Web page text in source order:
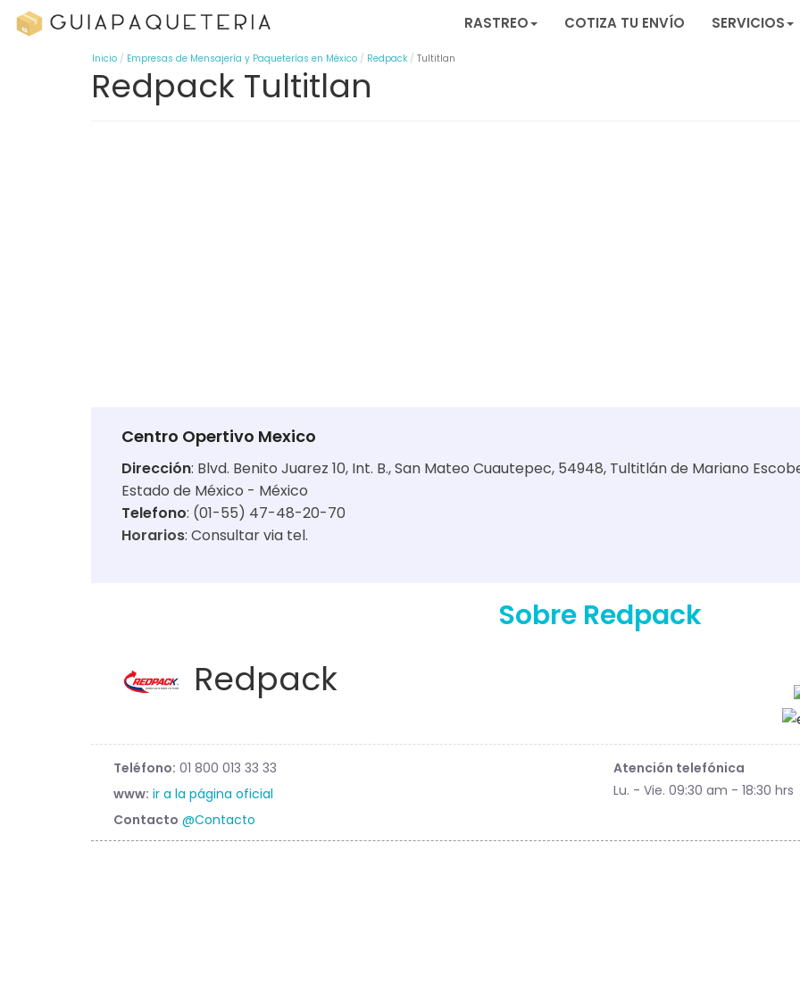
RASTREO COTIZA TU ENVÍO SERVICIOS
Inicio Empresas de Mensajería y Paqueterías en México Redpack Tultitlan
Redpack Tultitlan
Centro Opertivo Mexico
Dirección: Blvd. Benito Juarez 10, Int. B., San Mateo Cuautepec, 54948, Tultitlán de Mariano
Estado de México - México
Telefono: (01-55) 47-48-20-70
Horarios: Consultar via tel.
Sobre Redpack
Redpack
Teléfono: 01 800 013 33 33
www: ir a la página oficial
Contacto @Contacto
Atención telefónica
Lu. - Vie. 09:30 am - 18:30 hrs